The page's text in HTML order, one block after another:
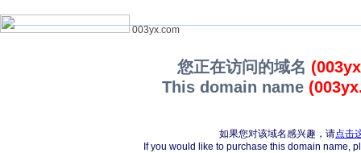
003yx.com
您正在访问的域名
This domain name
如果您对该域名感兴趣，请点击
If you would like to purchase this domain name,